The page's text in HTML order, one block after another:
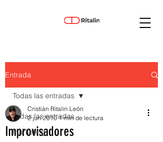
Entrada
Todas las entradas
marketing
Todas las entradas
Improvisadores
Cristián Ritalin León
2 jun 2010 1 min de lectura